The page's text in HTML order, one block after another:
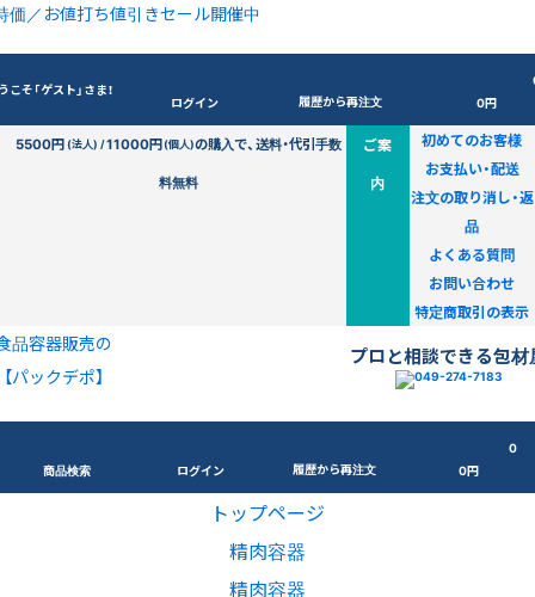
価／お値打ち値引きセール開催中
こそ「ゲスト」さま！
ログイン 履歴から再注文
0円
5500円(法人) /11000円(個人)の購入で、送料・代引手数
料無料
ご案
内
初めてのお客様
お支払い・配送
注文の取り消し・返
品
よくある質問
お問い合わせ
特定商取引の表示
品容器販売の
【パックデポ】
プロと相談できる包材
商品検索 ログイン 履歴から再注文
0
0円
トップページ
精肉容器
精肉容器